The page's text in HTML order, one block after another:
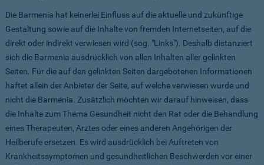
Die Barmenia hat keinerlei Einfluss auf die aktuelle und zukünftige
Gestaltung sowie auf die Inhalte von fremden Internetseiten, auf die
direkt oder indirekt verwiesen wird (sog. "Links"). Deshalb distanziert
sich die Barmenia ausdrücklich von allen Inhalten aller gelinkten
Seiten. Für die auf den gelinkten Seiten dargebotenen Informationen
haftet allein der Anbieter der Seite, auf welche verwiesen wurde und
nicht die Barmenia. Zusätzlich möchten wir darauf hinweisen, dass
die Inhalte zum Thema Gesundheit nicht den Rat oder die Behandlung
eines Therapeuten, Arztes oder eines anderen Angehörigen der
Heilberufe ersetzen. Es wird ausdrücklich bei Auftreten von
Krankheitssymptomen und gesundheitlichen Beschwerden vor einer